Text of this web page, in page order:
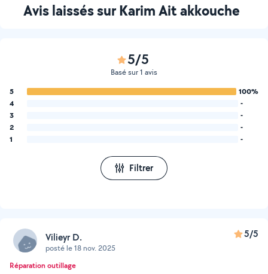
Avis laissés sur Karim Ait akkouche
5/5
Basé sur 1 avis
5
100%
4
-
3
-
2
-
1
-
Filtrer
Vilieyr D.
posté le 18 nov. 2025
5/5
Réparation outillage